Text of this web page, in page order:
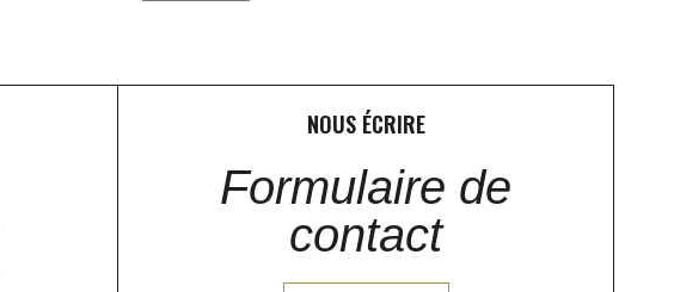
NOUS ÉCRIRE
Formulaire de
contact